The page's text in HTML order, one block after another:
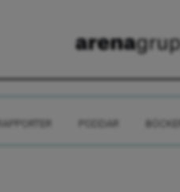
RAPPORTER BÖCKER